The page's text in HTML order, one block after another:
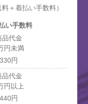
料＋着払い手数料）
い手数料
品代金
円未満
330円
品代金
円以上
440円